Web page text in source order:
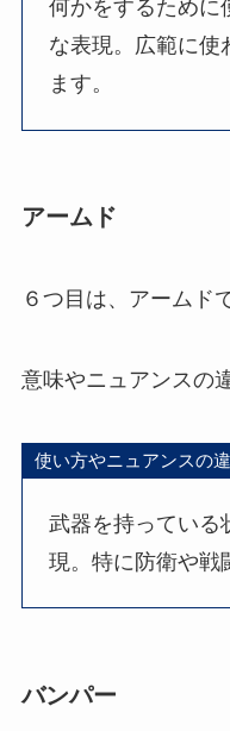
何かをするために
な表現。広範に使
ます。
アームド
６つ目は、アームド
意味やニュアンスの
使い方やニュアンスの
武器を持っている
現。特に防衛や戦
バンパー